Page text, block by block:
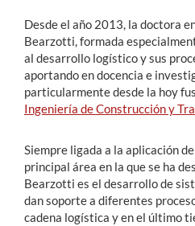
Desde el año 2013, la doctora
Bearzotti, formada
al desarrollo logístico y sus
aportando en docencia e
particularmente desde la hoy
Ingeniería de Construcción y
Siempre ligada a la aplicación
principal área en la que se ha
Bearzotti es el desarrollo de
dan soporte a diferentes
cadena logística y en el último